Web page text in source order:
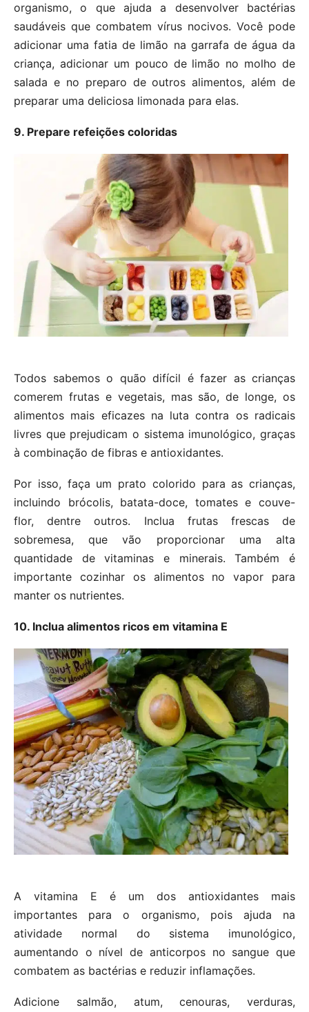
organismo, o que ajuda a desenvolver bactérias
saudáveis que combatem vírus nocivos. Você pode
adicionar uma fatia de limão na garrafa de água da
criança, adicionar um pouco de limão no molho de
salada e no preparo de outros alimentos, além de
preparar uma deliciosa limonada para elas.
9. Prepare refeições coloridas
Todos sabemos o quão difícil é fazer as crianças
comerem frutas e vegetais, mas são, de longe, os
alimentos mais eficazes na luta contra os radicais
livres que prejudicam o sistema imunológico, graças
à combinação de fibras e antioxidantes.
Por isso, faça um prato colorido para as crianças,
incluindo brócolis, batata-doce, tomates e couve-
flor, dentre outros. Inclua frutas frescas de
sobremesa, que vão proporcionar uma alta
quantidade de vitaminas e minerais. Também é
importante cozinhar os alimentos no vapor para
manter os nutrientes.
10. Inclua alimentos ricos em vitamina E
A vitamina E é um dos antioxidantes mais
importantes para o organismo, pois ajuda na
atividade normal do sistema imunológico,
aumentando o nível de anticorpos no sangue que
combatem as bactérias e reduzir inflamações.
Adicione salmão, atum, cenouras, verduras,